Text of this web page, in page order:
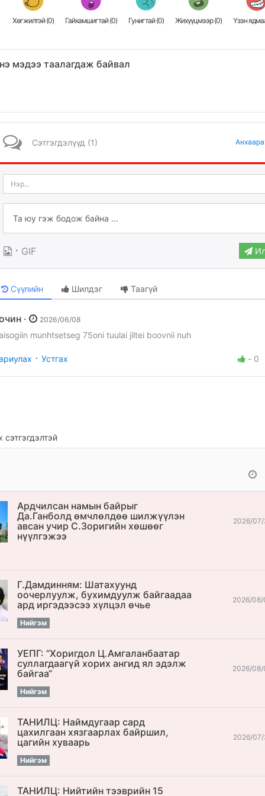
Хөгжилтэй (0) Гайхамшигтай (0) Гунигтай (0) Жихүүцмээр (0) Үзэн
мэдээ таалагдаж байвал
Сэтгэгдэлүүд (1)
· GIF
Сүүлийн Шилдэг Таагүй
Зочин · 2026/06/08
munhtsetseg 75oni tuulai jiltei boovnii nuh
· Устгах - 0
Ардчилсан намын байрыг
Да.Ганболд өмчлөлдөө шилжүүлэн
авсан учир С.Зоригийн хөшөөг
нүүлгэжээ
2026/07/
Г.Дамдинням: Шатахуунд
оочерлуулж, бухимдуулж байгаадаа
ард иргэдээсээ хүлцэл өчье
Нийгэм
2026/08/
УЕПГ: “Хоригдол Ц.Амгаланбаатар
cуллагдаагүй хорих ангид ял эдэлж
байгаа“
Нийгэм
2026/08/
ТАНИЛЦ: Наймдугаар сард
цахилгаан хязгаарлах байршил,
цагийн хуваарь
Нийгэм
2026/07/
ТАНИЛЦ: Нийтийн тээврийн 15